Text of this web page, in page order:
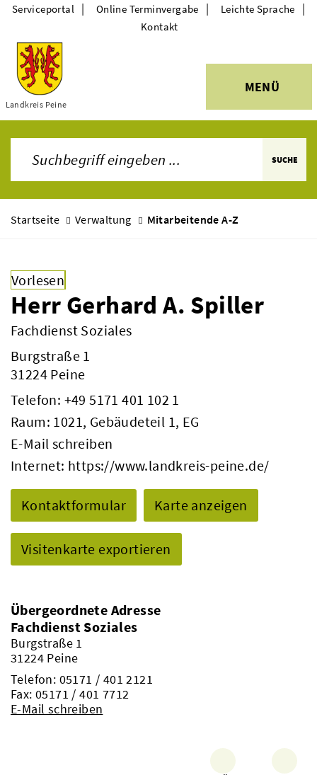
Themen
Landkreis Peine
MENÜ
Serviceportal | Online Terminvergabe | Leichte Sprache |
Kontakt
SUCHE
Startseite Verwaltung Mitarbeitende A-Z
Vorlesen
Herr Gerhard A. Spiller
Fachdienst Soziales
Burgstraße 1
31224 Peine
Telefon: +49 5171 401 102 1
Raum: 1021, Gebäudeteil 1, EG
E-Mail schreiben
Internet: https://www.landkreis-peine.de/
Kontaktformular Karte anzeigen
Visitenkarte exportieren
Übergeordnete Adresse
Fachdienst Soziales
Burgstraße 1
31224 Peine
Telefon: 05171 / 401 2121
Fax: 05171 / 401 7712
E-Mail schreiben